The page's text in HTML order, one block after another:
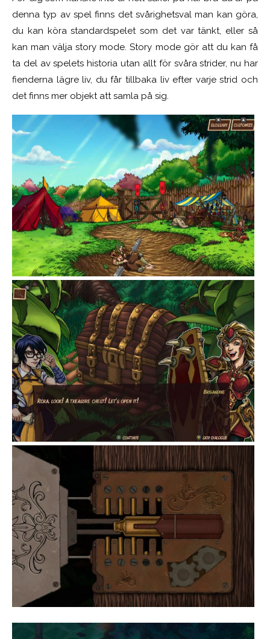
denna typ av spel finns det svårighetsval man kan göra,
du kan köra standardspelet som det var tänkt, eller så
kan man välja story mode. Story mode gör att du kan få
ta del av spelets historia utan allt för svåra strider, nu har
fienderna lägre liv, du får tillbaka liv efter varje strid och
det finns mer objekt att samla på sig.